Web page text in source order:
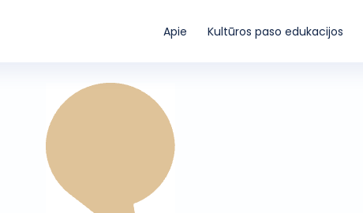
Apie Kultūros paso edukacijos